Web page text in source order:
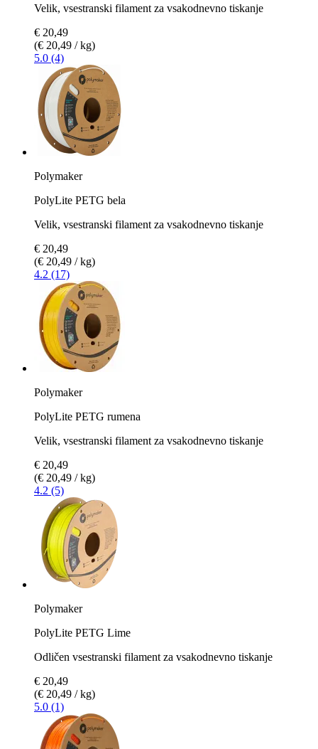
Velik, vsestranski filament za vsakodnevno tiskanje
€ 20,49
(€ 20,49 / kg)
5.0 (4)
Polymaker
PolyLite PETG bela
Velik, vsestranski filament za vsakodnevno tiskanje
€ 20,49
(€ 20,49 / kg)
4.2 (17)
Polymaker
PolyLite PETG rumena
Velik, vsestranski filament za vsakodnevno tiskanje
€ 20,49
(€ 20,49 / kg)
4.2 (5)
Polymaker
PolyLite PETG Lime
Odličen vsestranski filament za vsakodnevno tiskanje
€ 20,49
(€ 20,49 / kg)
5.0 (1)